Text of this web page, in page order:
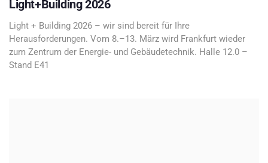
Light+Building 2026
Light + Building 2026 – wir sind bereit für Ihre
Herausforderungen. Vom 8.–13. März wird Frankfurt wieder
zum Zentrum der Energie- und Gebäudetechnik. Halle 12.0 –
Stand E41